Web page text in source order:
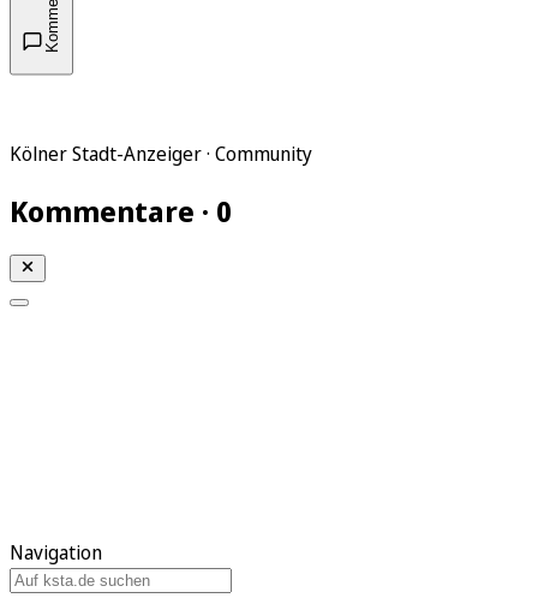
Kölner Stadt-Anzeiger · Community
Kommentare · 0
Navigation